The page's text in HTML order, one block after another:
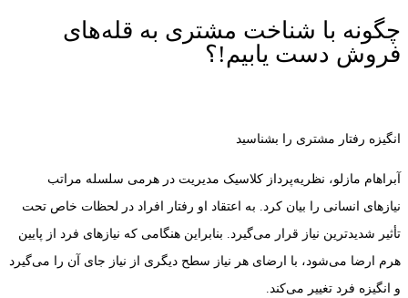
چگونه با شناخت مشتری به قله‌های
فروش دست یابیم!؟
انگیزه رفتار مشتری را بشناسید
آبراهام مازلو، نظریه‌پرداز کلاسیک مدیریت در هرمی سلسله مراتب
نیازهای انسانی را بیان کرد. به اعتقاد او رفتار افراد در لحظات خاص تحت
تأثیر شدیدترین نیاز قرار می‌گیرد. بنابراین هنگامی که نیازهای فرد از پایین
هرم ارضا می‌شود، با ارضای هر نیاز سطح دیگری از نیاز جای آن را می‌گیرد
و انگیزه فرد تغییر می‌کند.